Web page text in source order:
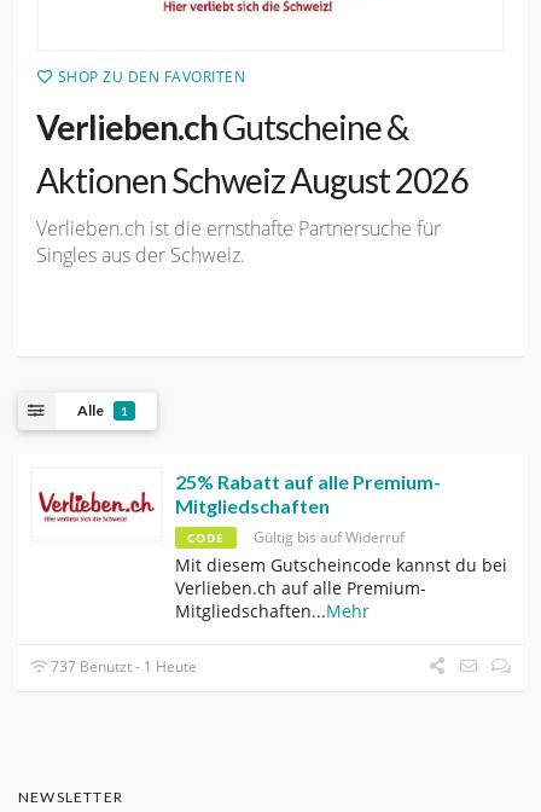
SHOP ZU DEN FAVORITEN
Verlieben.chGutscheine &
Aktionen Schweiz August 2026
Verlieben.ch ist die ernsthafte Partnersuche für
Singles aus der Schweiz.
Alle 1
25% Rabatt auf alle Premium-
Mitgliedschaften
CODE Gültig bis auf Widerruf
Mit diesem Gutscheincode kannst du bei
Verlieben.ch auf alle Premium-
Mitgliedschaften...Mehr
737 Benutzt - 1 Heute
NEWSLETTER